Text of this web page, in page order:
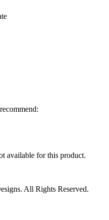
available for this product.
All Rights Reserved.